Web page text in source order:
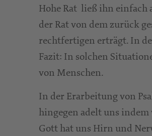
Hohe Rat ließ ihn einfach
der Rat von dem zurück
rechtfertigen erträgt. In
Fazit: In solchen
von Menschen.
In der Erarbeitung von
hingegen adelt uns indem
Gott hat uns Hirn und